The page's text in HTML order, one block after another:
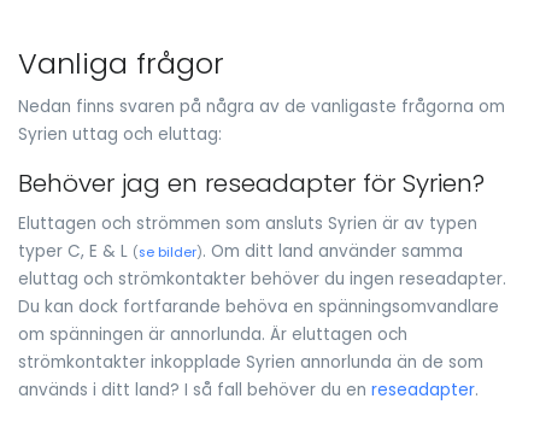
Vanliga frågor
Nedan finns svaren på några av de vanligaste frågorna om
Syrien uttag och eluttag:
Behöver jag en reseadapter för Syrien?
Eluttagen och strömmen som ansluts Syrien är av typen
typer C, E & L (se bilder). Om ditt land använder samma
eluttag och strömkontakter behöver du ingen reseadapter.
Du kan dock fortfarande behöva en spänningsomvandlare
om spänningen är annorlunda. Är eluttagen och
strömkontakter inkopplade Syrien annorlunda än de som
används i ditt land? I så fall behöver du en reseadapter.